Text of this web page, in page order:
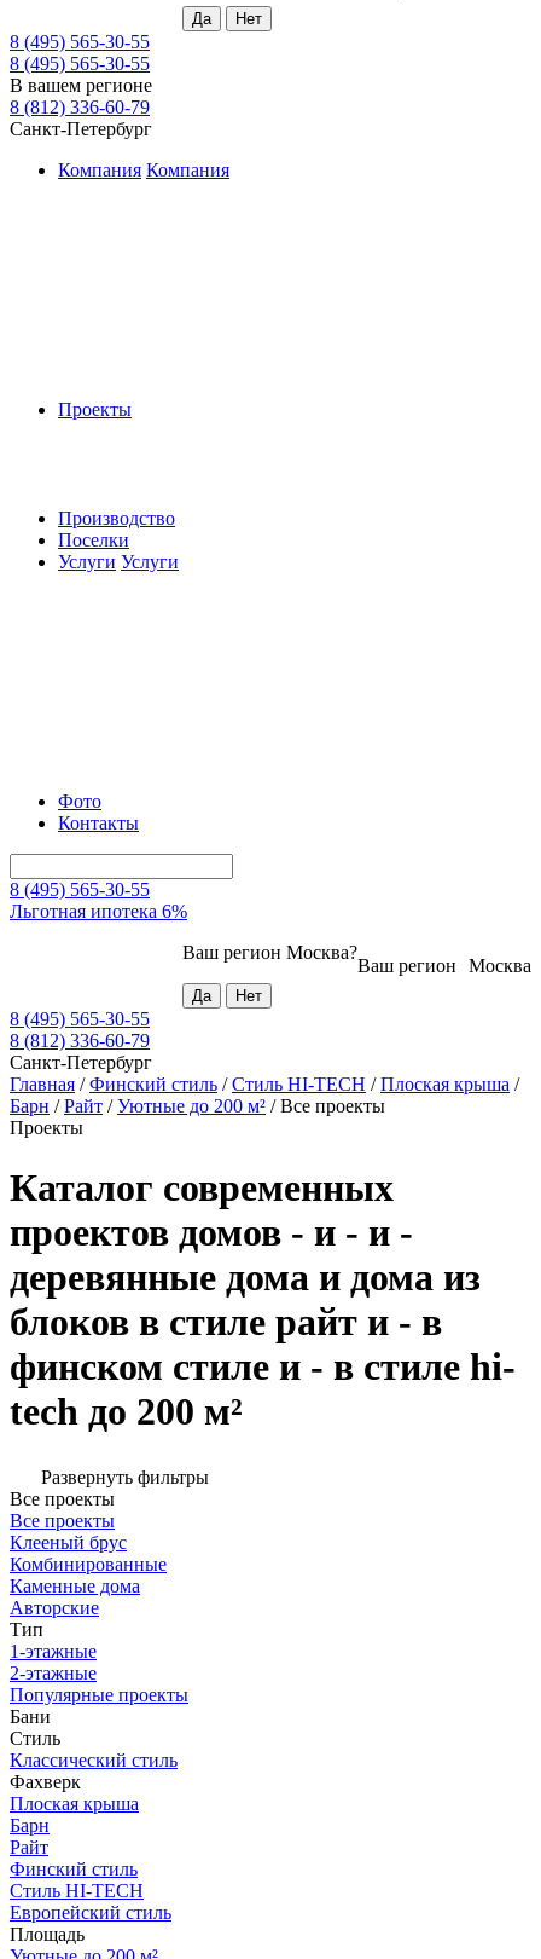
8 (495) 565-30-55
8 (495) 565-30-55
В вашем регионе
8 (812) 336-60-79
Санкт-Петербург
Компания Компания
Проекты
Производство
Поселки
Услуги Услуги
Фото
Контакты
8 (495) 565-30-55
Льготная ипотека 6%
Москва
Ваш регион
Ваш регион Москва?
8 (495) 565-30-55
8 (812) 336-60-79
Санкт-Петербург
Главная /Финский стиль /Стиль HI-TECH /Плоская крыша /
Барн /Райт /Уютные до 200 м² /Все проекты
Проекты
Каталог современных
проектов домов - и - и -
деревянные дома и дома из
блоков в стиле райт и - в
финском стиле и - в стиле hi-
tech до 200 м²
Развернуть фильтры
Все проекты
Все проекты
Клееный брус
Комбинированные
Каменные дома
Авторские
Тип
1-этажные
2-этажные
Популярные проекты
Бани
Стиль
Классический стиль
Фахверк
Плоская крыша
Барн
Райт
Финский стиль
Стиль HI-TECH
Европейский стиль
Площадь